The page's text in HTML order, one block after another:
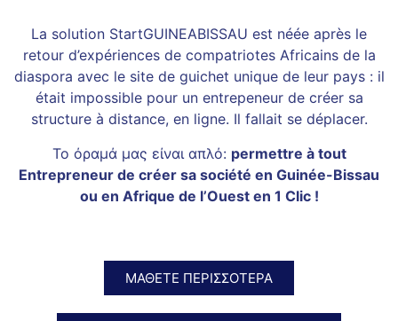
La solution StartGUINEABISSAU est néée après le
retour d’expériences de compatriotes Africains de la
diaspora avec le site de guichet unique de leur pays : il
était impossible pour un entrepeneur de créer sa
structure à distance, en ligne. Il fallait se déplacer.
Το όραμά μας είναι απλό: permettre à tout
Entrepreneur de créer sa société en Guinée-Bissau
ou en Afrique de l’Ouest en 1 Clic !
ΜΑΘΕΤΕ ΠΕΡΙΣΣΟΤΕΡΑ